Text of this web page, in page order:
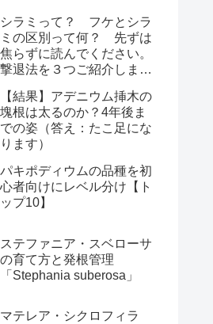
シラミって？ フケとシラ
ミの区別って何？ 先ずは
焦らずに読んでください。
撃退法を３つご紹介しま
【結果】アデニウム挿木の
塊根は太るのか？4年後ま
での姿（答え：たこ足にな
ります）
パキポディウムの品種を初
心者向けにレベル分け【ト
ップ10】
ステファニア・スベローサ
の育て方と発根管理
「Stephania suberosa」
マテレア・シクロフィラ